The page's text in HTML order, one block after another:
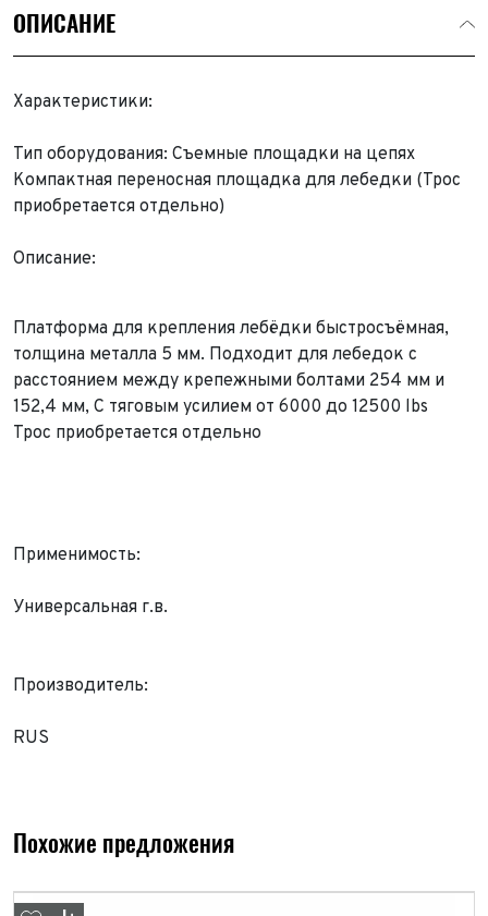
ОПИСАНИЕ
Характеристики:
Тип оборудования: Съемные площадки на цепях
Компактная переносная площадка для лебедки (Трос
приобретается отдельно)
Описание:
Платформа для крепления лебёдки быстросъёмная,
толщина металла 5 мм. Подходит для лебедок с
расстоянием между крепежными болтами 254 мм и
152,4 мм, С тяговым усилием от 6000 до 12500 lbs
Трос приобретается отдельно
Применимость:
Универсальная г.в.
Производитель:
RUS
Похожие предложения